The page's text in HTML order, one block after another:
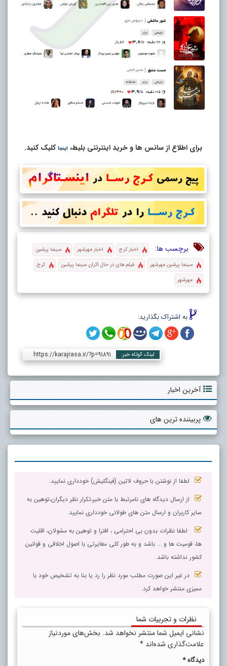
برای اطلاع از سانس ها و خرید اینترنتی بلیط، اینجا کلیک کنید.
برچسب ها: اخبار کرج اخبار مهرشهر
سینما پرشین
سینما پرشین مهرشهر
فیلم های در حال اکران سینما پرشین
کرج
مهرشهر
به اشتراک بگذارید:
لینک کوتاه خبر: https://karajrasa.ir/?p=91891
آخرین اخبار
پربیننده ترین های
لطفا از نوشتن با حروف لاتین (فینگلیش) خودداری نمایید.
از ارسال دیدگاه های نامرتبط با متن خبر،تکرار نظر دیگران،توهین به
سایر کاربران و ارسال متن های طولانی خودداری نمایید.
لطفا نظرات بدون بی احترامی ، افترا و توهین به مسٔولان، اقلیت
ها، قومیت ها و ... باشد و به طور کلی مغایرتی با اصول اخلاقی و قوانین
کشور نداشته باشد.
در غیر این صورت مطلب مورد نظر را رد یا بنا به تشخیص خود با
ممیزی منتشر خواهد کرد.
نظرات و تجربیات شما
نشانی ایمیل شما منتشر نخواهد شد. بخش‌های موردنیاز
علامت‌گذاری شده‌اند *
دیدگاه*